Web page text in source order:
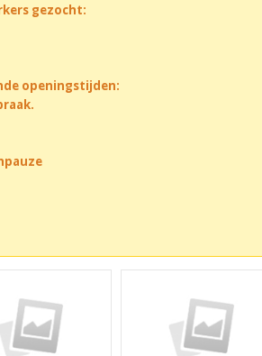
gezocht:
openingstijden: